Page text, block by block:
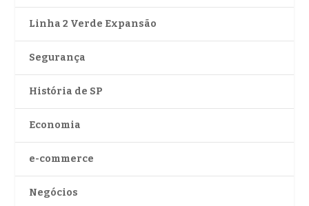
Linha 2 Verde Expansão
Segurança
História de SP
Economia
e-commerce
Negócios